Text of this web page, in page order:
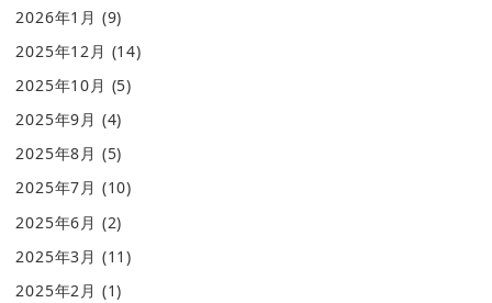
2026年1月 (9)
2025年12月 (14)
2025年10月 (5)
2025年9月 (4)
2025年8月 (5)
2025年7月 (10)
2025年6月 (2)
2025年3月 (11)
2025年2月 (1)